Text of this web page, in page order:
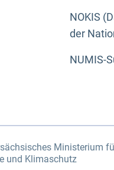
NOKIS
der
NUMIS-
Ministerium
und Klimaschutz